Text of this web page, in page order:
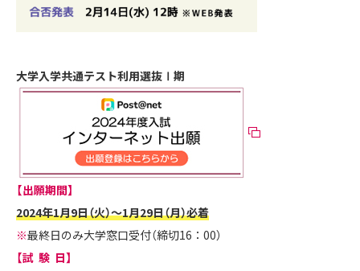
大学入学共通テスト利用選抜Ⅰ期
【出願期間】
2024年1月9日（火）～1月29日（月）必着
※最終日のみ大学窓口受付（締切16：00）
【試 験 日】